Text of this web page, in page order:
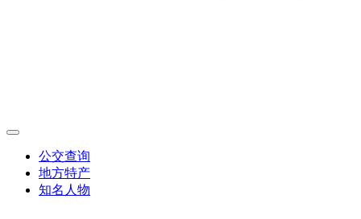
公交查询
地方特产
知名人物